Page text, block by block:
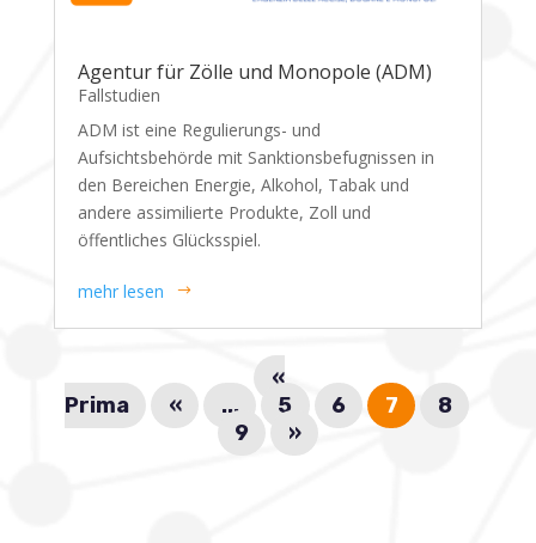
Agentur für Zölle und Monopole (ADM)
Fallstudien
ADM ist eine Regulierungs- und
Aufsichtsbehörde mit Sanktionsbefugnissen in
den Bereichen Energie, Alkohol, Tabak und
andere assimilierte Produkte, Zoll und
öffentliches Glücksspiel.
mehr lesen
«
Prima
« ... 5 6 7
8
9
»